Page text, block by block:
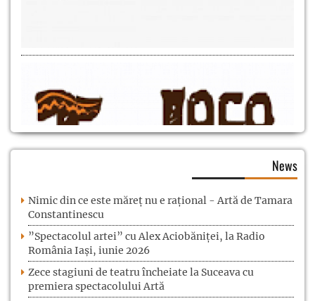
News
Nimic din ce este măreț nu e rațional - Artă de Tamara
Constantinescu
”Spectacolul artei” cu Alex Aciobăniței, la Radio
România Iași, iunie 2026
Zece stagiuni de teatru încheiate la Suceava cu
premiera spectacolului Artă